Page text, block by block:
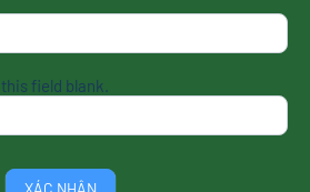
field blank.